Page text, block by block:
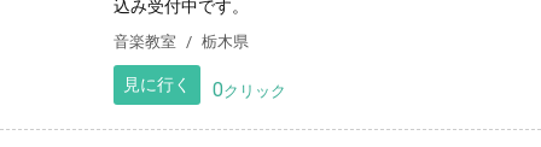
見に行く 0クリック
あくつピアノ教室